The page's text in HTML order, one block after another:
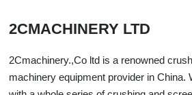
2CMACHINERY LTD
2Cmachinery.,Co ltd is a renowned
machinery equipment provider in China.